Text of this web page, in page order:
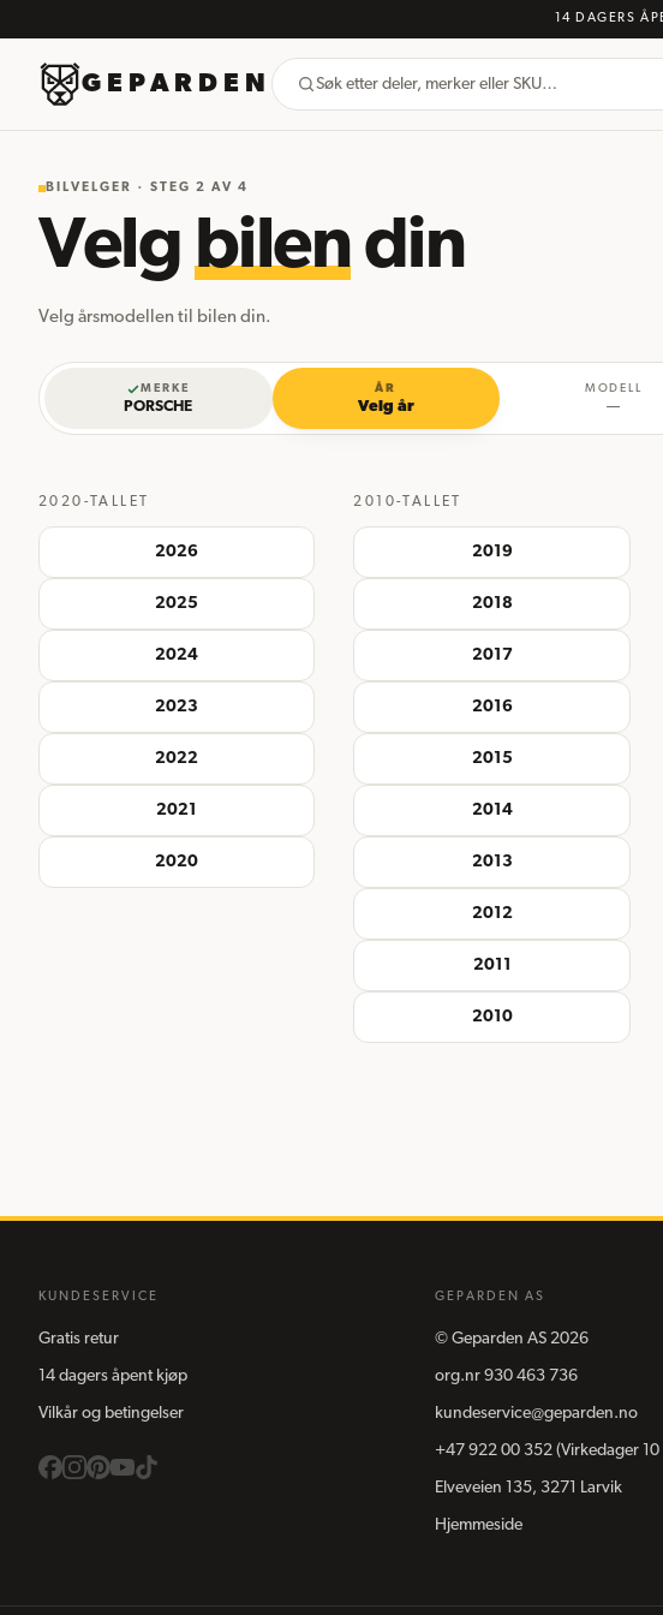
14 DAGERS
GEPARDEN Søk etter deler, merker eller SKU…
BILVELGER · STEG 2 AV 4
Velg bilen din
Velg årsmodellen til bilen din.
MERKE
PORSCHE
ÅR
Velg år
MODELL
—
2020-TALLET
2026
2025
2024
2023
2022
2021
2020
2010-TALLET
2019
2018
2017
2016
2015
2014
2013
2012
2011
2010
KUNDESERVICE
Gratis retur
14 dagers åpent kjøp
Vilkår og betingelser
GEPARDEN AS
© Geparden AS 2026
org.nr 930 463 736
kundeservice@geparden.no
+47 922 00 352 (Virkedager 10
Elveveien 135, 3271 Larvik
Hjemmeside